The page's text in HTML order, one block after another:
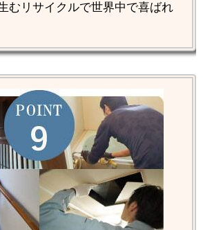
むリサイクルで世界中で喜ばれ